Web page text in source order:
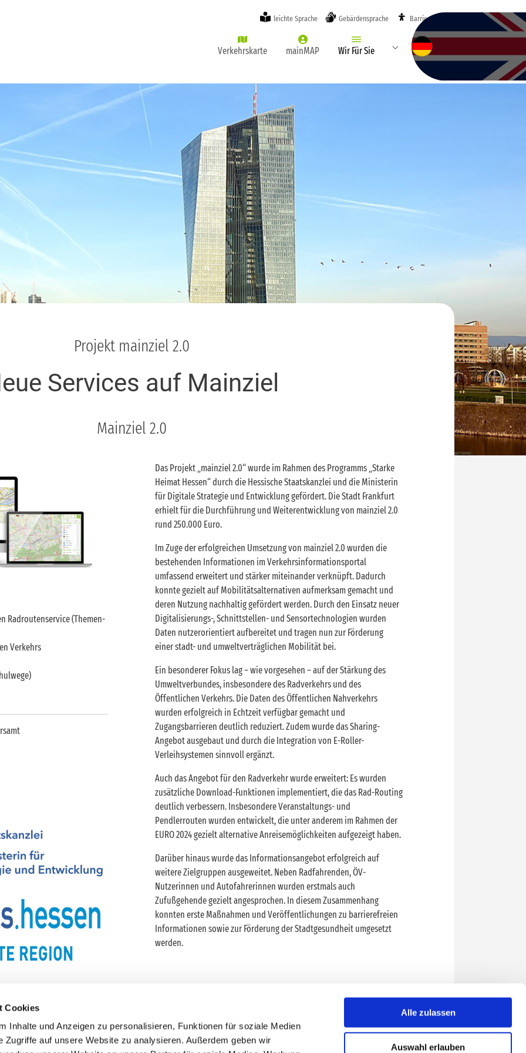
Cookies
Inhalte und Anzeigen zu personalisieren, Funktionen für soziale Medien
Zugriffe auf unsere Website zu analysieren. Außerdem geben wir
Alle zulassen
Auswahl erlauben
leichte Sprache Gebärdensprache Barrierefreiheit
Verkehrskarte mainMAP Wir Für Sie Submenu for "Wir Für Sie"
Projekt mainziel 2.0
Services auf Mainziel
Mainziel 2.0
Radroutenservice (Themen-
Verkehrs
Das Projekt „mainziel 2.0“ wurde im Rahmen des Programms „Starke
Heimat Hessen“ durch die Hessische Staatskanzlei und die Ministerin
für Digitale Strategie und Entwicklung gefördert. Die Stadt Frankfurt
erhielt für die Durchführung und Weiterentwicklung von mainziel 2.0
rund 250.000 Euro.
Im Zuge der erfolgreichen Umsetzung von mainziel 2.0 wurden die
bestehenden Informationen im Verkehrsinformationsportal
umfassend erweitert und stärker miteinander verknüpft. Dadurch
konnte gezielt auf Mobilitätsalternativen aufmerksam gemacht und
deren Nutzung nachhaltig gefördert werden. Durch den Einsatz neuer
Digitalisierungs-, Schnittstellen- und Sensortechnologien wurden
Daten nutzerorientiert aufbereitet und tragen nun zur Förderung
einer stadt- und umweltverträglichen Mobilität bei.
Ein besonderer Fokus lag – wie vorgesehen – auf der Stärkung des
Umweltverbundes, insbesondere des Radverkehrs und des
Öffentlichen Verkehrs. Die Daten des Öffentlichen Nahverkehrs
wurden erfolgreich in Echtzeit verfügbar gemacht und
Zugangsbarrieren deutlich reduziert. Zudem wurde das Sharing-
Angebot ausgebaut und durch die Integration von E-Roller-
Verleihsystemen sinnvoll ergänzt.
Auch das Angebot für den Radverkehr wurde erweitert: Es wurden
zusätzliche Download-Funktionen implementiert, die das Rad-Routing
deutlich verbessern. Insbesondere Veranstaltungs- und
Pendlerrouten wurden entwickelt, die unter anderem im Rahmen der
EURO 2024 gezielt alternative Anreisemöglichkeiten aufgezeigt haben.
Darüber hinaus wurde das Informationsangebot erfolgreich auf
weitere Zielgruppen ausgeweitet. Neben Radfahrenden, ÖV-
Nutzerinnen und Autofahrerinnen wurden erstmals auch
Zufußgehende gezielt angesprochen. In diesem Zusammenhang
konnten erste Maßnahmen und Veröffentlichungen zu barrierefreien
Informationen sowie zur Förderung der Stadtgesundheit umgesetzt
werden.